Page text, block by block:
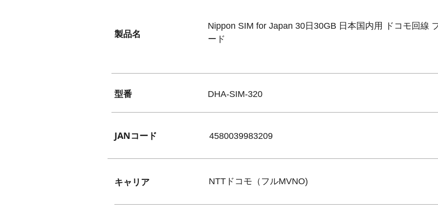
​製品名
Nippon SIM for Japan 30日30GB 日本国内用 ドコモ回線
ード
​型番 DHA-SIM-320
JANコード 4580039983209
キャリア NTTドコモ（フルMVNO)